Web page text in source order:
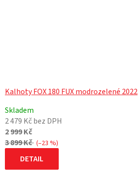
Kalhoty FOX 180 FUX modrozelené 2022
Skladem
2 479 Kč bez DPH
2 999 Kč
3 899 Kč (–23 %)
DETAIL